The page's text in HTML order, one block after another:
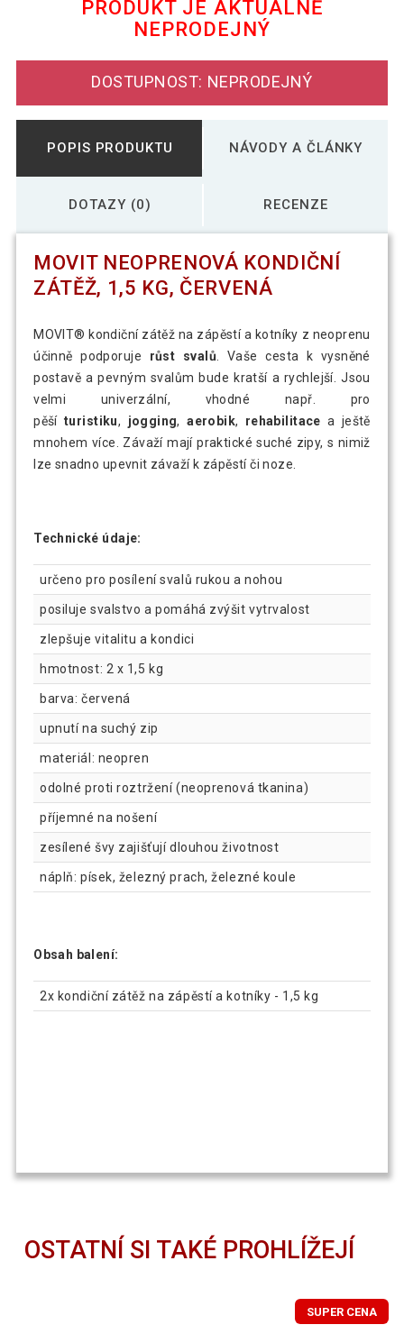
PRODUKT JE AKTUÁLNĚ
NEPRODEJNÝ
DOSTUPNOST: NEPRODEJNÝ
POPIS PRODUKTU NÁVODY A ČLÁNKY
DOTAZY (0) RECENZE
MOVIT NEOPRENOVÁ KONDIČNÍ
ZÁTĚŽ, 1,5 KG, ČERVENÁ
MOVIT® kondiční zátěž na zápěstí a kotníky z neoprenu
účinně podporuje růst svalů. Vaše cesta k vysněné
postavě a pevným svalům bude kratší a rychlejší. Jsou
velmi univerzální, vhodné např. pro
pěšíturistiku, jogging,aerobik, rehabilitace a ještě
mnohem více. Závaží mají praktické suché zipy, s nimiž
lze snadno upevnit závaží k zápěstí či noze.
Technické údaje:
určeno pro posílení svalů rukou a nohou
posiluje svalstvo a pomáhá zvýšit vytrvalost
zlepšuje vitalitu a kondici
hmotnost: 2 x 1,5 kg
barva: červená
upnutí na suchý zip
materiál: neopren
odolné proti roztržení (neoprenová tkanina)
příjemné na nošení
zesílené švy zajišťují dlouhou životnost
náplň: písek, železný prach, železné koule
Obsah balení:
2x kondiční zátěž na zápěstí a kotníky - 1,5 kg
OSTATNÍ SI TAKÉ PROHLÍŽEJÍ
SUPER CENA